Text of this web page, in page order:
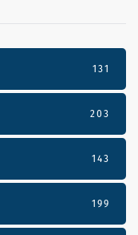
131
203
143
199